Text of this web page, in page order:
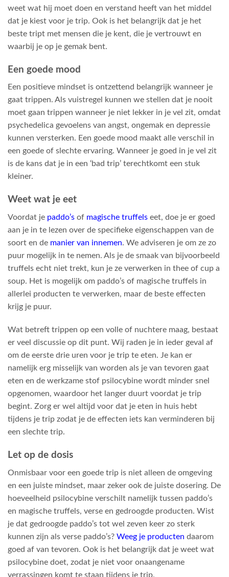
weet wat hij moet doen en verstand heeft van het middel
dat je kiest voor je trip. Ook is het belangrijk dat je het
beste tript met mensen die je kent, die je vertrouwt en
waarbij je op je gemak bent.
Een goede mood
Een positieve mindset is ontzettend belangrijk wanneer je
gaat trippen. Als vuistregel kunnen we stellen dat je nooit
moet gaan trippen wanneer je niet lekker in je vel zit, omdat
psychedelica gevoelens van angst, ongemak en depressie
kunnen versterken. Een goede mood maakt alle verschil in
een goede of slechte ervaring. Wanneer je goed in je vel zit
is de kans dat je in een ‘bad trip’ terechtkomt een stuk
kleiner.
Weet wat je eet
Voordat je paddo’s of magische truffels eet, doe je er goed
aan je in te lezen over de specifieke eigenschappen van de
soort en de manier van innemen. We adviseren je om ze zo
puur mogelijk in te nemen. Als je de smaak van bijvoorbeeld
truffels echt niet trekt, kun je ze verwerken in thee of cup a
soup. Het is mogelijk om paddo’s of magische truffels in
allerlei producten te verwerken, maar de beste effecten
krijg je puur.
Wat betreft trippen op een volle of nuchtere maag, bestaat
er veel discussie op dit punt. Wij raden je in ieder geval af
om de eerste drie uren voor je trip te eten. Je kan er
namelijk erg misselijk van worden als je van tevoren gaat
eten en de werkzame stof psilocybine wordt minder snel
opgenomen, waardoor het langer duurt voordat je trip
begint. Zorg er wel altijd voor dat je eten in huis hebt
tijdens je trip zodat je de effecten iets kan verminderen bij
een slechte trip.
Let op de dosis
Onmisbaar voor een goede trip is niet alleen de omgeving
en een juiste mindset, maar zeker ook de juiste dosering. De
hoeveelheid psilocybine verschilt namelijk tussen paddo’s
en magische truffels, verse en gedroogde producten. Wist
je dat gedroogde paddo’s tot wel zeven keer zo sterk
kunnen zijn als verse paddo’s? Weeg je producten daarom
goed af van tevoren. Ook is het belangrijk dat je weet wat
psilocybine doet, zodat je niet voor onaangename
verrassingen komt te staan tijdens je trip.